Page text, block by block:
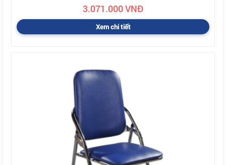
3.071.000 VNĐ
Xem chi tiết